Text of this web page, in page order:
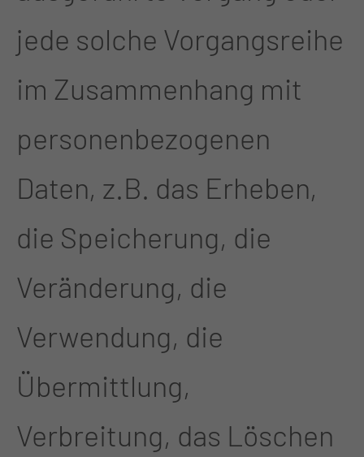
jede solche Vorgangsreihe
im Zusammenhang mit
personenbezogenen
Daten, z.B. das Erheben,
die Speicherung, die
Veränderung, die
Verwendung, die
Übermittlung,
Verbreitung, das Löschen